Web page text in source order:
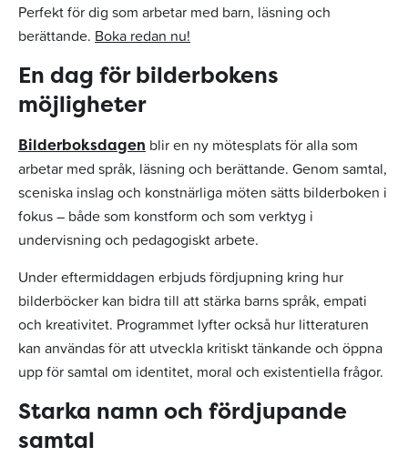
Perfekt för dig som arbetar med barn, läsning och
berättande. Boka redan nu!
En dag för bilderbokens
möjligheter
Bilderboksdagen blir en ny mötesplats för alla som
arbetar med språk, läsning och berättande. Genom samtal,
sceniska inslag och konstnärliga möten sätts bilderboken i
fokus – både som konstform och som verktyg i
undervisning och pedagogiskt arbete.
Under eftermiddagen erbjuds fördjupning kring hur
bilderböcker kan bidra till att stärka barns språk, empati
och kreativitet. Programmet lyfter också hur litteraturen
kan användas för att utveckla kritiskt tänkande och öppna
upp för samtal om identitet, moral och existentiella frågor.
Starka namn och fördjupande
samtal